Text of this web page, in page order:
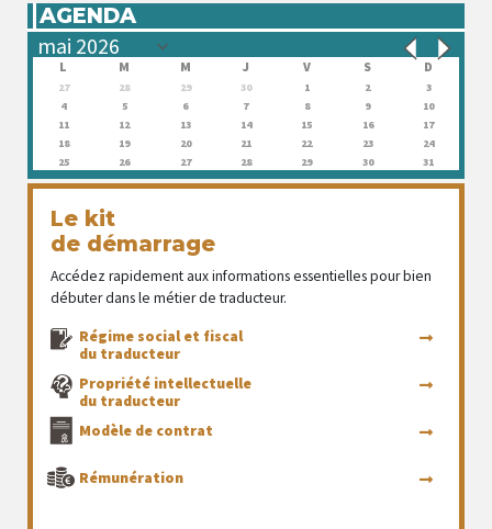
AGENDA
L M M J V S D
27 28 29 30 1 2
3
4
5 6 7 8 9
10
11
12 13 14 15 16
17
18
19 20 21 22 23
24
25
26 27 28 29 30 31
Le kit
de démarrage
Accédez rapidement aux informations essentielles pour bien
débuter dans le métier de traducteur.
Régime social et fiscal
du traducteur
Propriété intellectuelle
du traducteur
Modèle de contrat
Rémunération